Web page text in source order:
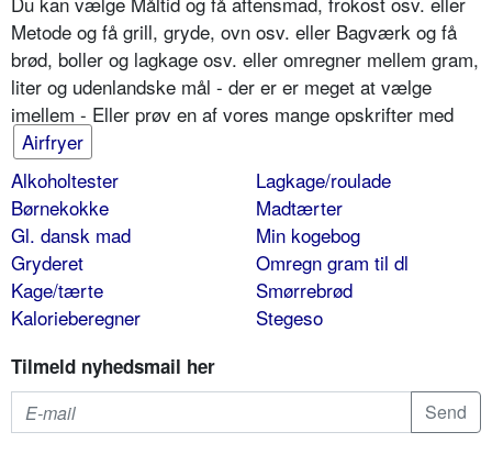
Metode og få grill, gryde, ovn osv. eller Bagværk og få
brød, boller og lagkage osv. eller omregner mellem gram,
liter og udenlandske mål - der er er meget at vælge
imellem - Eller prøv en af vores mange opskrifter med
Airfryer
Alkoholtester
Børnekokke
Gl. dansk mad
Gryderet
Kage/tærte
Kalorieberegner
Lagkage/roulade
Madtærter
Min kogebog
Omregn gram til dl
Smørrebrød
Stegeso
Tilmeld nyhedsmail her